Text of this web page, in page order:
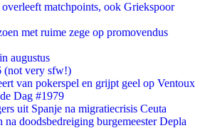
matchpoints, ook Griekspoor
met ruime zege op promovendus
augustus
(not very sfw!)
van pokerspel en grijpt geel op Ventoux
Dag #1979
uit Spanje na migratiecrisis Ceuta
na doodsbedreiging burgemeester Depla